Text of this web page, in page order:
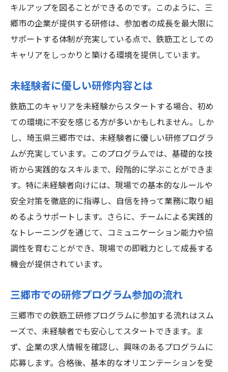
キルアップを図ることができるのです。このように、三
郷市の企業が提供する研修は、参加者の成長を最大限に
サポートする体制が充実している点で、鉄筋工としての
キャリアをしっかりと築ける環境を提供しています。
未経験者に優しい研修内容とは
鉄筋工のキャリアを未経験からスタートする場合、初め
ての環境に不安を感じる方が多いかもしれません。しか
し、埼玉県三郷市では、未経験者に優しい研修プログラ
ムが充実しています。このプログラムでは、基礎的な技
術から実践的なスキルまで、段階的に学ぶことができま
す。特に未経験者向けには、現場での基本的なルールや
安全対策を徹底的に指導し、自信を持って業務に取り組
めるようサポートします。さらに、チームによる実践的
なトレーニングを通じて、コミュニケーション能力や協
調性を育むことができ、現場での即戦力として成長する
機会が提供されています。
三郷市での研修プログラム参加の流れ
三郷市での鉄筋工研修プログラムに参加する流れはスム
ーズで、未経験者でも安心してスタートできます。ま
ず、企業の求人情報を確認し、興味のあるプログラムに
応募します。合格後、基本的なオリエンテーションを受